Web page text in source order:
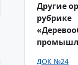
Другие
рубрике
ДОК №24